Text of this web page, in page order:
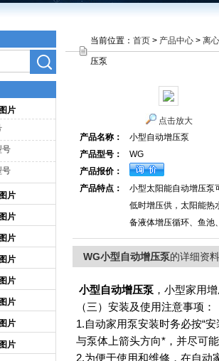
片
号
号
片
片
片
片
片
片
片
片
当前位置： 首页 > 产品中心 > 离
压泵
点击放大
产品名称：
小型自动增压泵
产品型号：
WG
产品报价：
产品特点：
小型太阳能自动增压泵
低时增压供，太阳能热
备液体增压循环、鱼池
WG小型自动增压泵的详细资
小型自动增压泵 ，小型家用
（三）安装及使用注意事项：
1.自动家用泵安装时务必按“
与泵体上箭头方向*，并尽可
2.为便于使用和维修，在自动